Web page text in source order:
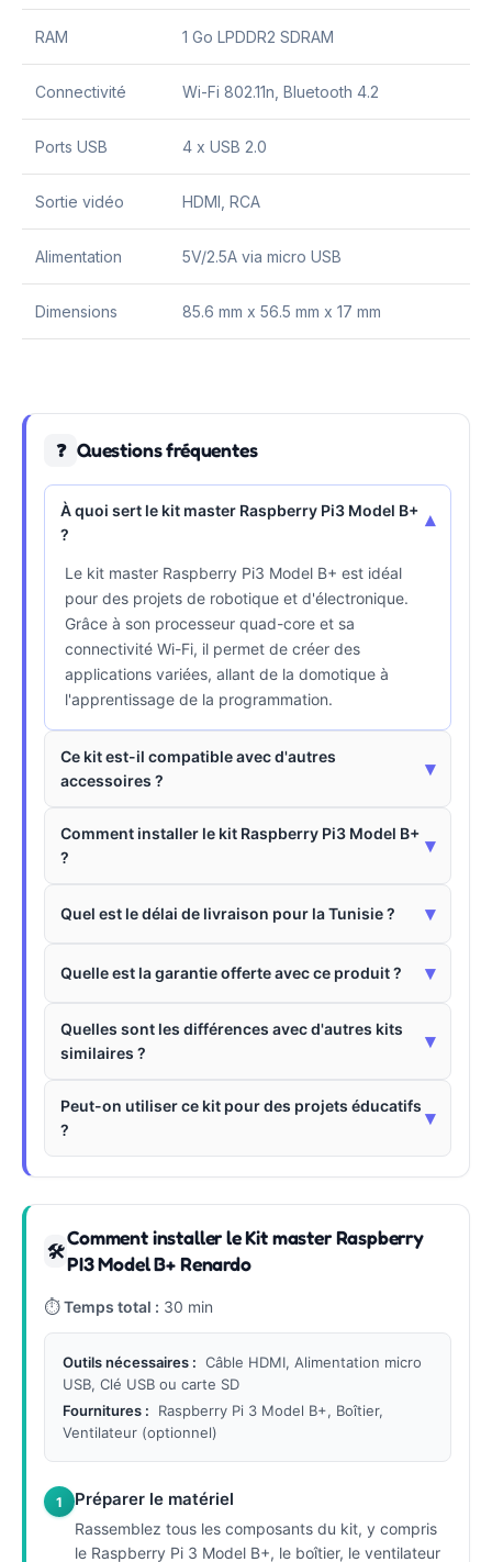
RAM 1 Go LPDDR2 SDRAM
Connectivité Wi-Fi 802.11n, Bluetooth 4.2
Ports USB 4 x USB 2.0
Sortie vidéo HDMI, RCA
Alimentation 5V/2.5A via micro USB
Dimensions 85.6 mm x 56.5 mm x 17 mm
❓ Questions fréquentes
À quoi sert le kit master Raspberry Pi3 Model B+
?
▾
Le kit master Raspberry Pi3 Model B+ est idéal
pour des projets de robotique et d'électronique.
Grâce à son processeur quad-core et sa
connectivité Wi-Fi, il permet de créer des
applications variées, allant de la domotique à
l'apprentissage de la programmation.
Ce kit est-il compatible avec d'autres
accessoires ?
▾
Comment installer le kit Raspberry Pi3 Model B+
?
▾
Quel est le délai de livraison pour la Tunisie ? ▾
Quelle est la garantie offerte avec ce produit ? ▾
Quelles sont les différences avec d'autres kits
similaires ?
▾
Peut-on utiliser ce kit pour des projets éducatifs
?
▾
🛠
Comment installer le Kit master Raspberry
PI3 Model B+ Renardo
⏱Temps total : 30 min
Outils nécessaires : Câble HDMI, Alimentation micro
USB, Clé USB ou carte SD
Fournitures :
Raspberry Pi 3 Model B+, Boîtier,
Ventilateur (optionnel)
1 Préparer le matériel
Rassemblez tous les composants du kit, y compris
le Raspberry Pi 3 Model B+, le boîtier, le ventilateur